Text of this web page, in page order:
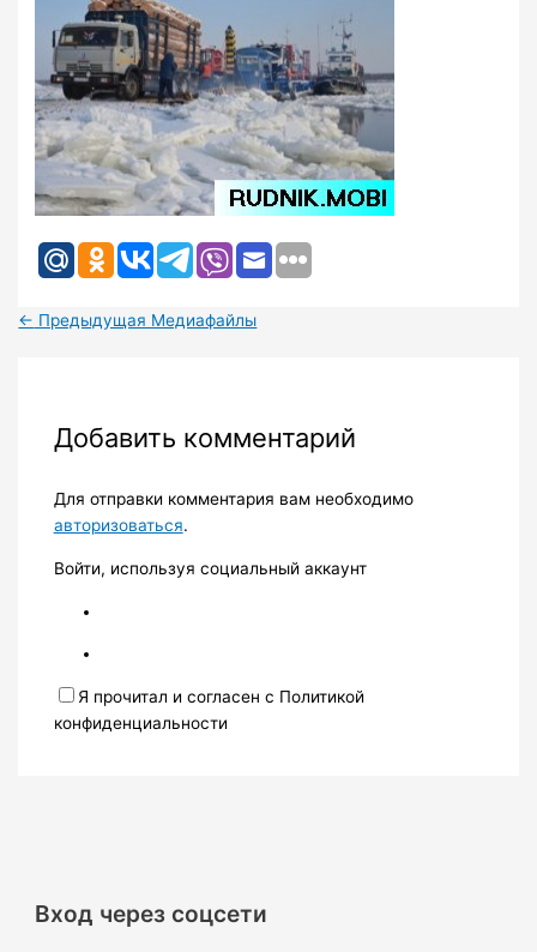
← Предыдущая Медиафайлы
Добавить комментарий
Для отправки комментария вам необходимо
авторизоваться.
Войти, используя социальный аккаунт
Я прочитал и согласен с Политикой
конфиденциальности
Вход через соцсети